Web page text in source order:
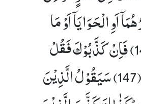
اَوِ الْحَوَایَاۤ اَوْ مَا
فَاِنْ كَذَّبُوْكَ فَقُلْ
سَیَقُوْلُ الَّذِیْنَ